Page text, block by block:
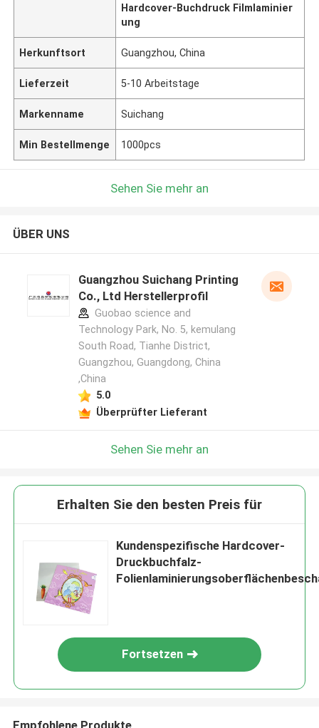
Hardcover-Buchdruck Filmlaminier
ung
Herkunftsort Guangzhou, China
Lieferzeit 5-10 Arbeitstage
Markenname Suichang
Min Bestellmenge 1000pcs
Sehen Sie mehr an
ÜBER UNS
Guangzhou Suichang Printing
Co., Ltd Herstellerprofil
Guobao science and
Technology Park, No. 5, kemulang
South Road, Tianhe District,
Guangzhou, Guangdong, China
,China
5.0
Überprüfter Lieferant
Sehen Sie mehr an
Erhalten Sie den besten Preis für
Kundenspezifische Hardcover-
Druckbuchfalz-
Fortsetzen
Empfohlene Produkte